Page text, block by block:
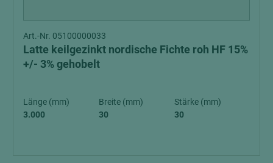
Art.-Nr. 05100000033
Latte keilgezinkt nordische Fichte roh HF 15%
+/- 3% gehobelt
Länge (mm)
3.000
Breite (mm)
30
Stärke (mm)
30